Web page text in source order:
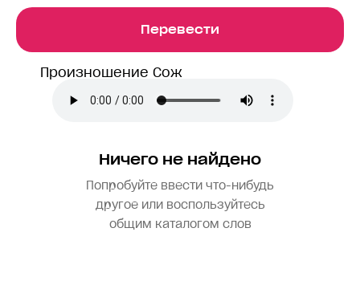
Перевести
Произношение Сож
Ничего не найдено
Попробуйте ввести что-нибудь
другое или воспользуйтесь
общим каталогом слов